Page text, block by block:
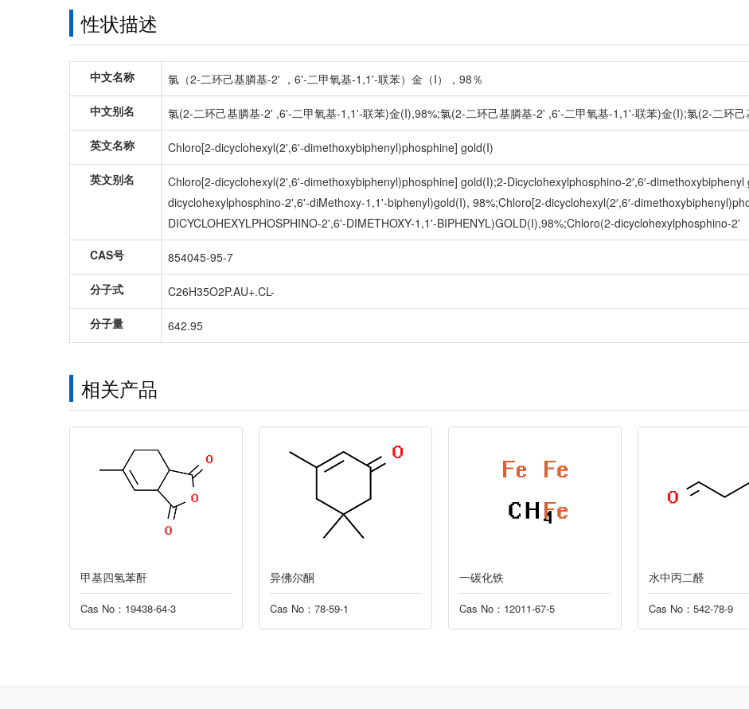
性状描述
中文名称
氯（2-二环己基膦基-2' ，6'-二甲氧基-1,1'-联苯）金（I），98％
中文别名
氯(2-二环己基膦基-2' ,6'-二甲氧基-1,1'-联苯)金(I),98%;氯(2-二环己基膦基-2' ,6'-二甲氧基-1,1'-联苯)金(I);氯(2-二环己
英文名称
Chloro[2-dicyclohexyl(2',6'-dimethoxybiphenyl)phosphine] gold(I)
英文别名
Chloro[2-dicyclohexyl(2',6'-dimethoxybiphenyl)phosphine] gold(I);2-Dicyclohexylphosphino-2′,6′-
dicyclohexylphosphino-2',6'-diMethoxy-1,1'-biphenyl)gold(I), 98%;Chloro[2-dicyclohexyl(2′,6′-
DICYCLOHEXYLPHOSPHINO-2',6'-DIMETHOXY-1,1'-BIPHENYL)GOLD(I),98%;Chloro(2-dicyclohexylphosphino-2'
CAS号
854045-95-7
分子式
C26H35O2P.AU+.CL-
分子量
642.95
相关产品
甲基四氢苯酐
Cas No：19438-64-3
异佛尔酮
Cas No：78-59-1
一碳化铁
Cas No：12011-67-5
水中丙二醛
Cas No：542-78-9